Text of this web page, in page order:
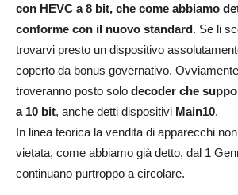
con HEVC a 8 bit, che come abbiamo
conforme con il nuovo standard. Se li
trovarvi presto un dispositivo
coperto da bonus governativo.
troveranno posto solo decoder che
a 10 bit, anche detti dispositivi Main10.
In linea teorica la vendita di apparecchi
vietata, come abbiamo già detto, dal 1
continuano purtroppo a circolare.